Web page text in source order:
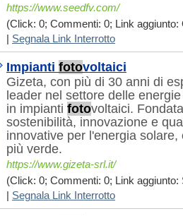
https://www.seedfv.com/
(Click: 0; Commenti: 0; Link aggiunto:
Segnala Link Interrotto
Impianti fotovoltaici
Gizeta, con più di 30 anni di
leader nel settore delle
in impianti fotovoltaici.
sostenibilità, innovazione e
innovative per l'energia
più verde.
https://www.gizeta-srl.it/
(Click: 0; Commenti: 0; Link aggiunto:
Segnala Link Interrotto